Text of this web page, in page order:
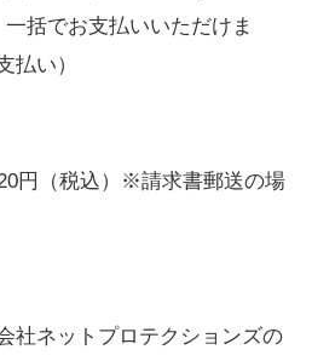
括でお支払いいただけま
払い）
円（税込）※請求書郵送の場
社ネットプロテクションズの